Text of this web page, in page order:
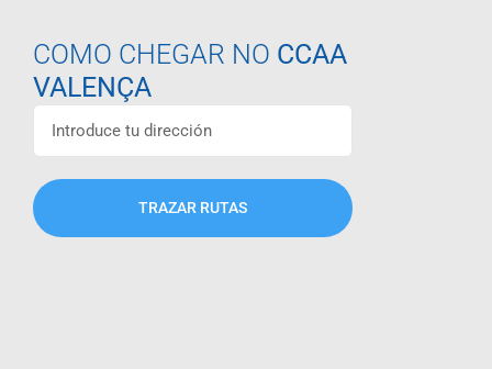
COMO CHEGAR NO CCAA
VALENÇA
TRAZAR RUTAS